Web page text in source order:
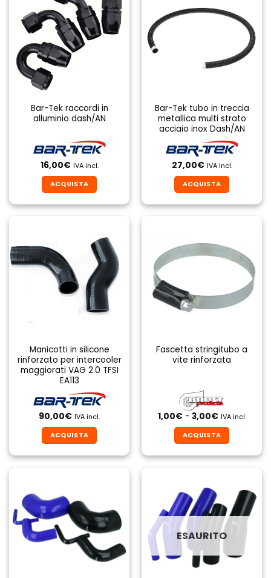
Bar-Tek raccordi in
alluminio dash/AN
16,00€ IVA incl.
ACQUISTA
prodotto
varianti.
Le
opzioni
possono
essere
scelte
del
prodotto
Bar-Tek tubo in treccia
metallica multi strato
acciaio inox Dash/AN
27,00€ IVA incl.
ACQUISTA
prodotto
varianti.
scelte
del
prodotto
Manicotti in silicone
rinforzato per intercooler
maggiorati VAG 2.0 TFSI
EA113
90,00€ IVA incl.
ACQUISTA
Fascetta stringitubo a
vite rinforzata
1,00€ - 3,00€Fascia
prezzo:
da
1,00€
a
IVA incl.
ACQUISTA
prodotto
più
varianti.
Le
opzioni
possono
essere
scelte
ESAURITO